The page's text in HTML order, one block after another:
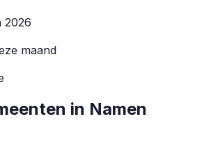
2026
maand
in Namen